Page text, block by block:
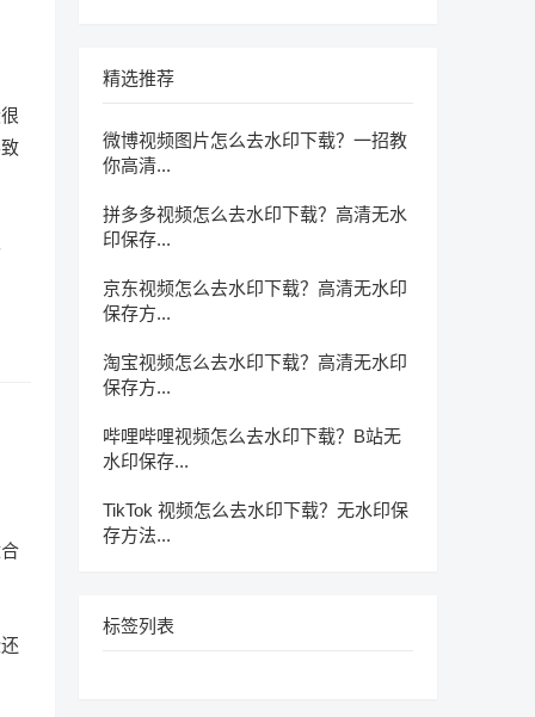
精选推荐
微博视频图片怎么去水印下载？一招教
你高清...
拼多多视频怎么去水印下载？高清无水
印保存...
京东视频怎么去水印下载？高清无水印
保存方...
淘宝视频怎么去水印下载？高清无水印
保存方...
哔哩哔哩视频怎么去水印下载？B站无
水印保存...
TikTok 视频怎么去水印下载？无水印保
存方法...
标签列表